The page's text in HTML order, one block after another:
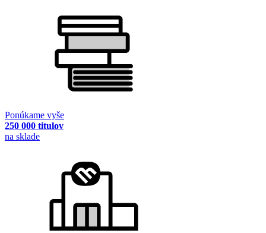
Ponúkame vyše
250 000 titulov
na sklade